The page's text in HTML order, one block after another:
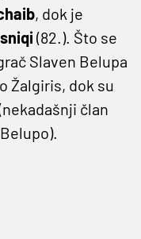
, dok je
(82.). Što se
Slaven Belupa
Žalgiris, dok su
član